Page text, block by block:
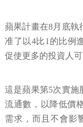
蘋果計畫在8月底執
准了以4比1的比例
促使更多的投資人
這是蘋果第5次實施
流通數，以降低價
需求，而且不會影